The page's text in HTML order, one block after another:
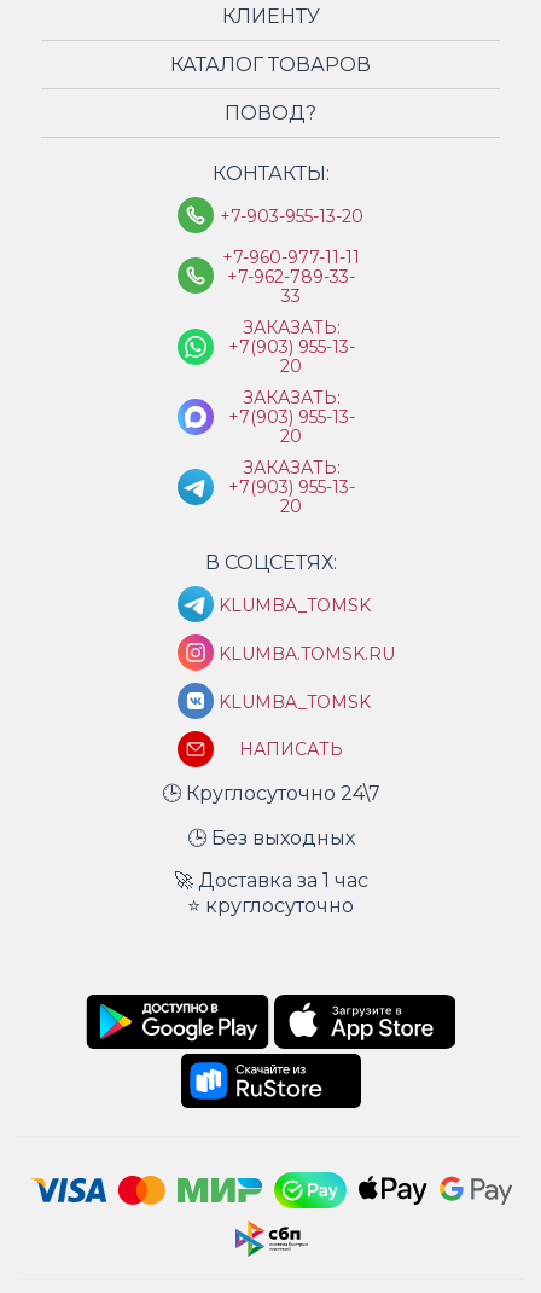
КЛИЕНТУ
КАТАЛОГ ТОВАРОВ
ПОВОД?
КОНТАКТЫ:
+7-903-955-13-20
+7-960-977-11-11
+7-962-789-33-
33
ЗАКАЗАТЬ:
+7(903) 955-13-
20
ЗАКАЗАТЬ:
+7(903) 955-13-
20
ЗАКАЗАТЬ:
+7(903) 955-13-
20
В СОЦСЕТЯХ:
KLUMBA_TOMSK
KLUMBA.TOMSK.RU
KLUMBA_TOMSK
НАПИСАТЬ
🕒 Круглосуточно 24\7
🕒 Без выходных
🚀 Доставка за 1 час
⭐ круглосуточно